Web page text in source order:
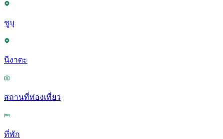
ชูบุ
นีงาตะ
สถานที่ท่องเที่ยว
ที่พัก